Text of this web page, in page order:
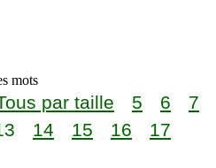
mots
par taille 5 6
7
14 15 16
17